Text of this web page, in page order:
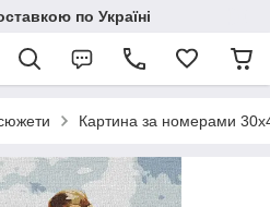
по Україні
Картина за номерами